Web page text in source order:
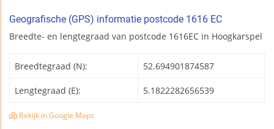
Geografische (GPS) informatie postcode 1616 EC
Breedte- en lengtegraad van postcode 1616EC in Hoogkarspel
Breedtegraad (N): 52.694901874587
Lengtegraad (E): 5.1822282656539
Bekijk in Google Maps